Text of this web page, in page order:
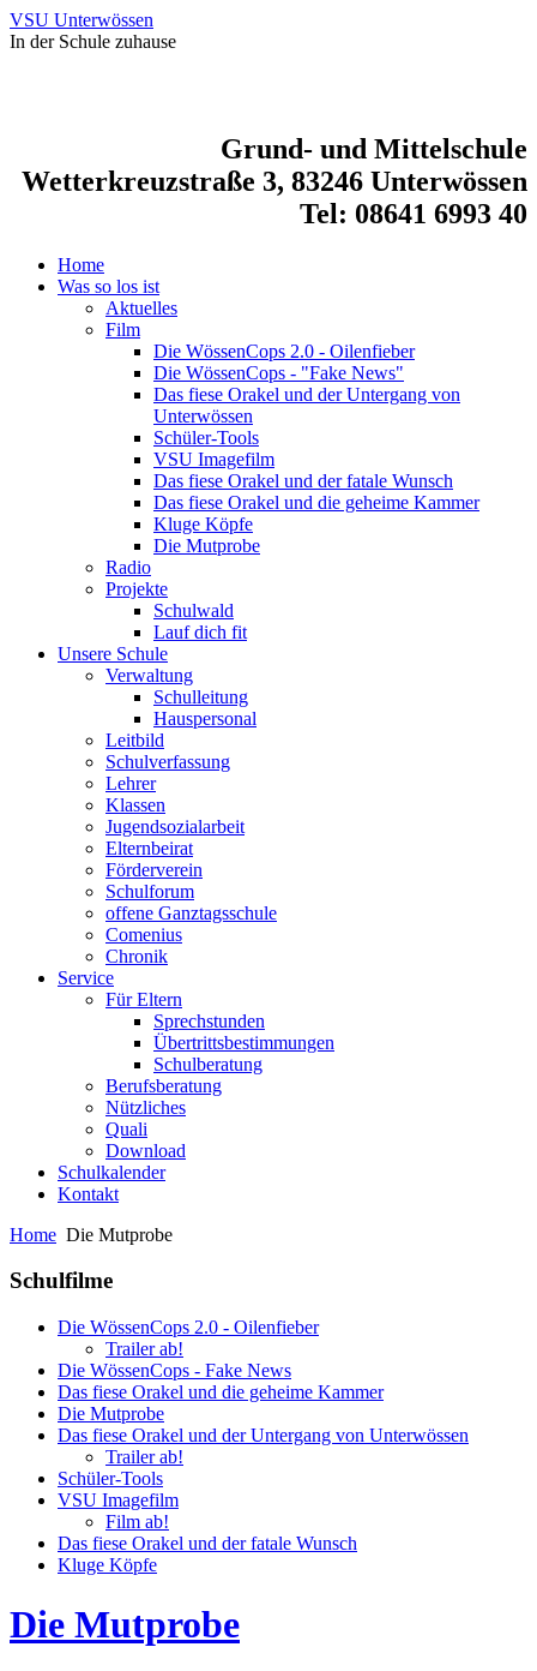
VSU Unterwössen
In der Schule zuhause
Grund- und Mittelschule
Wetterkreuzstraße 3, 83246 Unterwössen
Tel: 08641 6993 40
Home
Was so los ist
Aktuelles
Film
Die WössenCops 2.0 - Oilenfieber
Die WössenCops - "Fake News"
Das fiese Orakel und der Untergang von
Unterwössen
Schüler-Tools
VSU Imagefilm
Das fiese Orakel und der fatale Wunsch
Das fiese Orakel und die geheime Kammer
Kluge Köpfe
Die Mutprobe
Radio
Projekte
Schulwald
Lauf dich fit
Unsere Schule
Verwaltung
Schulleitung
Hauspersonal
Leitbild
Schulverfassung
Lehrer
Klassen
Jugendsozialarbeit
Elternbeirat
Förderverein
Schulforum
offene Ganztagsschule
Comenius
Chronik
Service
Für Eltern
Sprechstunden
Übertrittsbestimmungen
Schulberatung
Berufsberatung
Nützliches
Quali
Download
Schulkalender
Kontakt
Home Die Mutprobe
Schulfilme
Die WössenCops 2.0 - Oilenfieber
Trailer ab!
Die WössenCops - Fake News
Das fiese Orakel und die geheime Kammer
Die Mutprobe
Das fiese Orakel und der Untergang von Unterwössen
Trailer ab!
Schüler-Tools
VSU Imagefilm
Film ab!
Das fiese Orakel und der fatale Wunsch
Kluge Köpfe
Die Mutprobe